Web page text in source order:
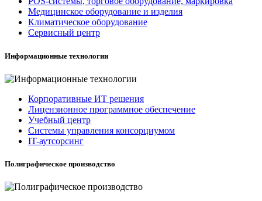
Медицинское оборудование и изделия
Климатическое оборудование
Сервисный центр
Информационные технологии
Корпоративные ИТ решения
Лицензионное программное обеспечение
Учебный центр
Системы управления консорциумом
IT-аутсорсинг
Полиграфическое производство